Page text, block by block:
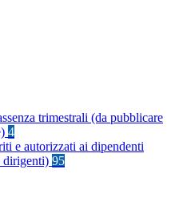
trimestrali (da pubblicare
4
e autorizzati ai dipendenti
dirigenti) 95